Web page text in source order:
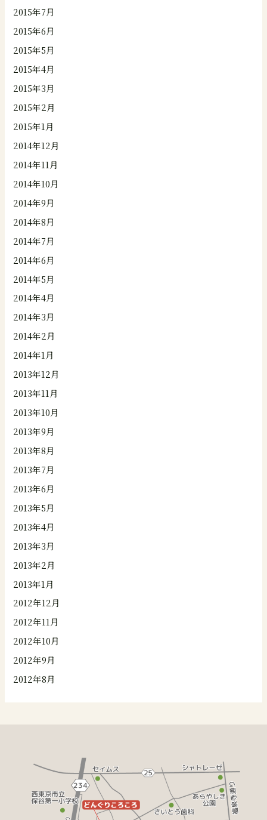
2015年7月
2015年6月
2015年5月
2015年4月
2015年3月
2015年2月
2015年1月
2014年12月
2014年11月
2014年10月
2014年9月
2014年8月
2014年7月
2014年6月
2014年5月
2014年4月
2014年3月
2014年2月
2014年1月
2013年12月
2013年11月
2013年10月
2013年9月
2013年8月
2013年7月
2013年6月
2013年5月
2013年4月
2013年3月
2013年2月
2013年1月
2012年12月
2012年11月
2012年10月
2012年9月
2012年8月